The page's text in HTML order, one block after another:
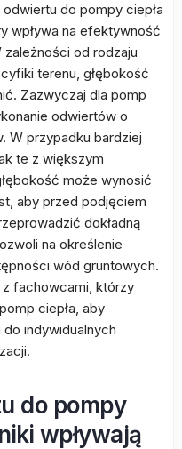
do pompy ciepła
wpływa na efektywność
od rodzaju
terenu, głębokość
Zazwyczaj dla pomp
odwiertów o
W przypadku bardziej
te z większym
może wynosić
aby przed podjęciem
dokładną
na określenie
wód gruntowych.
fachowcami, którzy
ciepła, aby
indywidualnych
do pompy
wpływają